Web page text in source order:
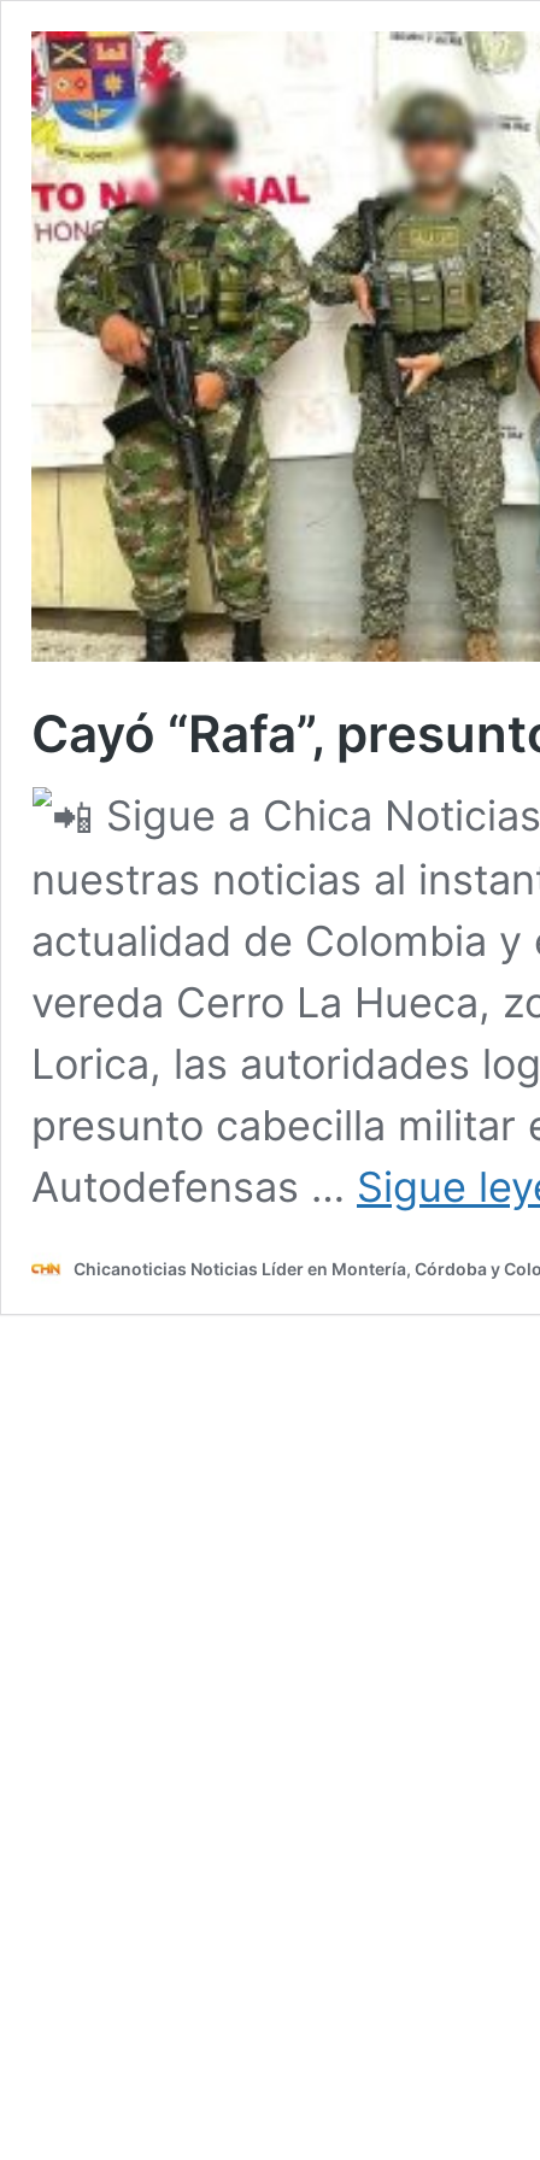
Cayó “Rafa”,
Sigue a Chica
nuestras noticias al
actualidad de Colombia
vereda Cerro La Hueca,
Lorica, las autoridades
presunto cabecilla militar
Autodefensas … Sigue
Chicanoticias Noticias Líder en Montería, Córdoba y